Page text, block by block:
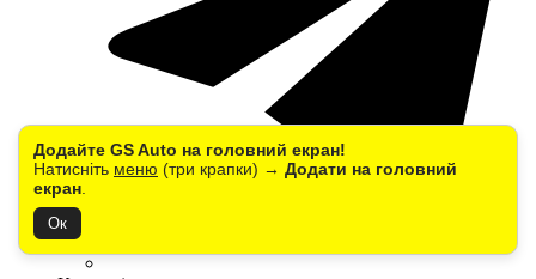
Додайте GS Auto на головний екран!
Натисніть меню (три крапки) → Додати на головний
екран
Ок